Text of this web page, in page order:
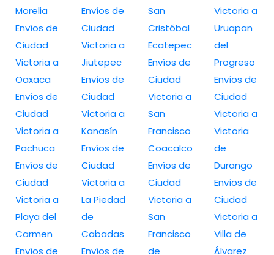
Morelia
Envíos de
Ciudad
Victoria a
Oaxaca
Envíos de
Ciudad
Victoria a
Pachuca
Envíos de
Ciudad
Victoria a
Playa del
Carmen
Envíos de
Envíos de
Ciudad
Victoria a
Jiutepec
Envíos de
Ciudad
Victoria a
Kanasín
Envíos de
Ciudad
Victoria a
La Piedad
de
Cabadas
Envíos de
San
Cristóbal
Ecatepec
Envíos de
Ciudad
Victoria a
San
Francisco
Coacalco
Envíos de
Ciudad
Victoria a
San
Francisco
de
Victoria a
Uruapan
del
Progreso
Envíos de
Ciudad
Victoria a
Victoria
de
Durango
Envíos de
Ciudad
Victoria a
Villa de
Álvarez